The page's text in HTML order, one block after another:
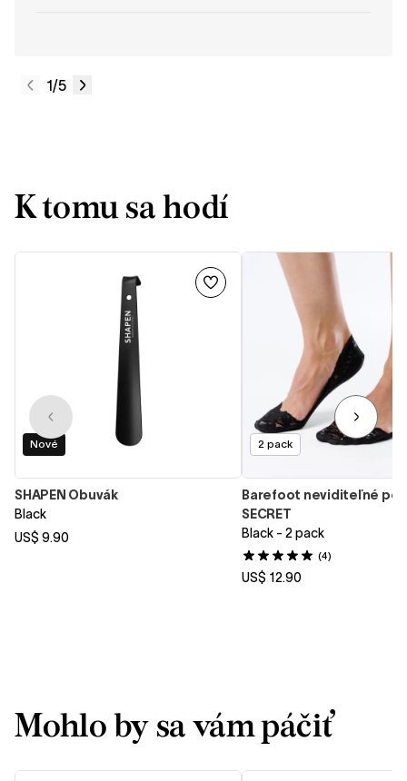
1/5
K tomu sa hodí
Nové
SHAPEN Obuvák
Black
US$ 9.90
2 pack
Barefoot neviditeľné
SECRET
Black - 2 pack
(4)
US$ 12.90
Mohlo by sa vám páčiť